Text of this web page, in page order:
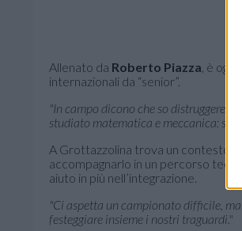
Allenato da Roberto Piazza , è
internazionali da “senior”.
"In campo dicono che so distruggere la
studiato matematica e meccanica:
A Grottazzolina trova un contesto
accompagnarlo in un percorso
aiuto in più nell’integrazione.
"Ci aspetta un campionato difficile,
festeggiare insieme i nostri traguardi."